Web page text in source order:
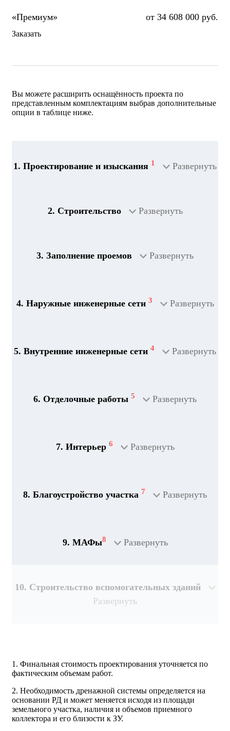
от 34 608 000 руб.
Заказать
Вы можете расширить оснащённость проекта по
представленным комплектациям выбрав дополнительные
опции в таблице ниже.
1. Проектирование и изыскания 1 Развернуть
2. Строительство Развернуть
3. Заполнение проемов Развернуть
4. Наружные инженерные сети 3 Развернуть
5. Внутренние инженерные сети 4 Развернуть
6. Отделочные работы 5 Развернуть
7. Интерьер 6 Развернуть
8. Благоустройство участка 7 Развернуть
9. МАФы8 Развернуть
Рассчитывается индивидуально
10. Строительство вспомогательных зданий
Развернуть
Рассчитывается индивидуально
Рассчитывается индивидуально
Рассчитывается индивидуально
1. Финальная стоимость проектирования уточняется по
фактическим объемам работ.
2. Необходимость дренажной системы определяется на
основании РД и может меняется исходя из площади
земельного участка, наличия и объемов приемного
коллектора и его близости к ЗУ.